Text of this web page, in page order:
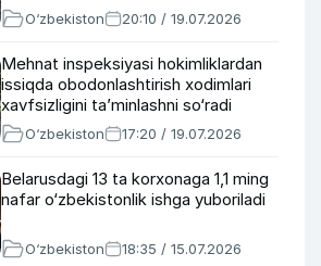
O‘zbekiston 20:10 / 19.07.2026
Mehnat inspeksiyasi hokimliklardan
issiqda obodonlashtirish xodimlari
xavfsizligini ta’minlashni so‘radi
O‘zbekiston 17:20 / 19.07.2026
Belarusdagi 13 ta korxonaga 1,1 ming
nafar o‘zbekistonlik ishga yuboriladi
O‘zbekiston 18:35 / 15.07.2026